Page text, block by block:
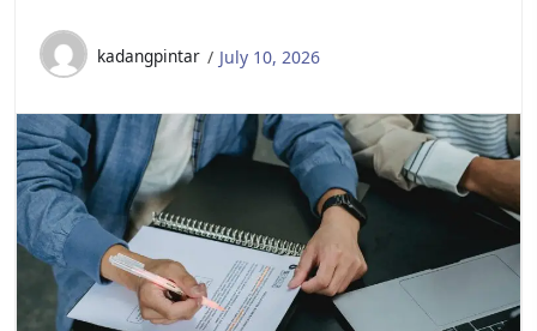
kadangpintar July 10, 2026